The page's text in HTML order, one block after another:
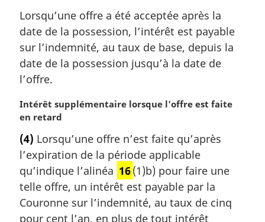
Lorsqu’une offre a été acceptée après la
date de la possession, l’intérêt est payable
sur l’indemnité, au taux de base, depuis la
date de la possession jusqu’à la date de
l’offre.
N
o
e
m
a
r
i
Intérêt supplémentaire lorsque l’offre est faite
en retard
(4) Lorsqu’une offre n’est faite qu’après
l’expiration de la période applicable
qu’indique l’alinéa 16(1)b) pour faire une
telle offre, un intérêt est payable par la
Couronne sur l’indemnité, au taux de cinq
pour cent l’an, en plus de tout intérêt